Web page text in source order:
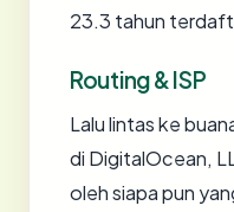
23.3 tahun
Routing & ISP
Lalu lintas ke
di DigitalOcean,
oleh siapa pun